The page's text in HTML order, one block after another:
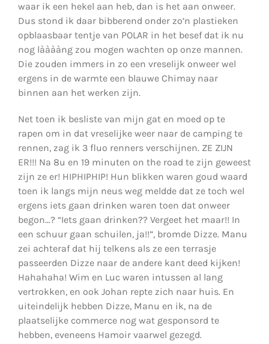
waar ik een hekel aan heb, dan is het aan onweer.
Dus stond ik daar bibberend onder zo’n plastieken
opblaasbaar tentje van POLAR in het besef dat ik nu
nog lààààng zou mogen wachten op onze mannen.
Die zouden immers in zo een vreselijk onweer wel
ergens in de warmte een blauwe Chimay naar
binnen aan het werken zijn.
Net toen ik besliste van mijn gat en moed op te
rapen om in dat vreselijke weer naar de camping te
rennen, zag ik 3 fluo renners verschijnen. ZE ZIJN
ER!!! Na 8u en 19 minuten on the road te zijn geweest
zijn ze er! HIPHIPHIP! Hun blikken waren goud waard
toen ik langs mijn neus weg meldde dat ze toch wel
ergens iets gaan drinken waren toen dat onweer
begon…? “Iets gaan drinken?? Vergeet het maar!! In
een schuur gaan schuilen, ja!!”, bromde Dizze. Manu
zei achteraf dat hij telkens als ze een terrasje
passeerden Dizze naar de andere kant deed kijken!
Hahahaha! Wim en Luc waren intussen al lang
vertrokken, en ook Johan repte zich naar huis. En
uiteindelijk hebben Dizze, Manu en ik, na de
plaatselijke commerce nog wat gesponsord te
hebben, eveneens Hamoir vaarwel gezegd.